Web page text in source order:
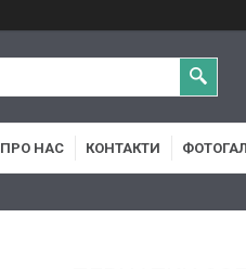
ПРО НАС КОНТАКТИ